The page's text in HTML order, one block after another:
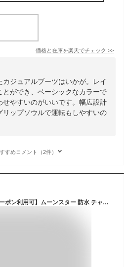
価格と在庫を楽天でチェック >>
カジュアルブーツはいかが。レイ
とができ、ベーシックなカラーで
せやすいのがいいです。幅広設計
リップソウルで運転もしやすいの
すめコメント（2件）
【WEB物産展1,000円OFFクーポン利用可】ムーンスター 防水 チャッカブーツ 本革 メンズ SPH4615SN ビジネス 雪上防滑 ストレートチップ レザー Moonstar バランスワークス 抗菌防臭 雪国